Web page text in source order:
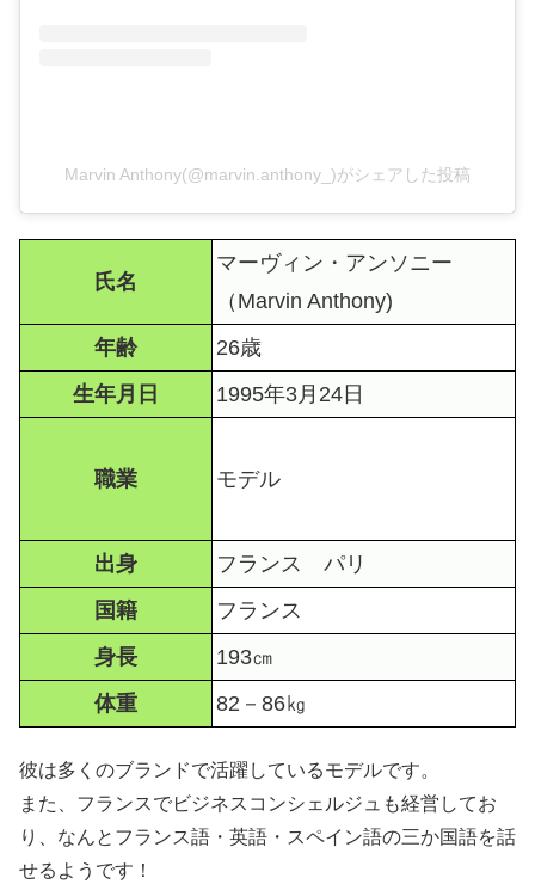
Marvin Anthony(@marvin.anthony_)がシェアした投稿
氏名
マーヴィン・アンソニー
（Marvin Anthony)
年齢
26歳
生年月日
1995年3月24日
職業 モデル
出身
フランス パリ
国籍
フランス
身長
193㎝
体重
82－86㎏
彼は多くのブランドで活躍しているモデルです。
また、フランスでビジネスコンシェルジュも経営してお
り、なんとフランス語・英語・スペイン語の三か国語を話
せるようです！